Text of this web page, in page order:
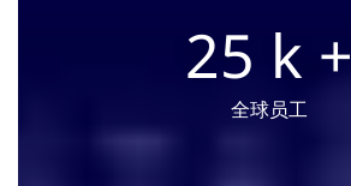
25 k +
全球员工